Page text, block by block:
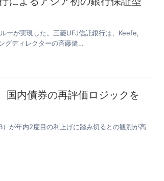
ーが実現した。三菱UFJ信託銀行は、Keefe,
グディレクターの斉藤健…
国内債券の再評価ロジックを
が年内2度目の利上げに踏み切るとの観測が高